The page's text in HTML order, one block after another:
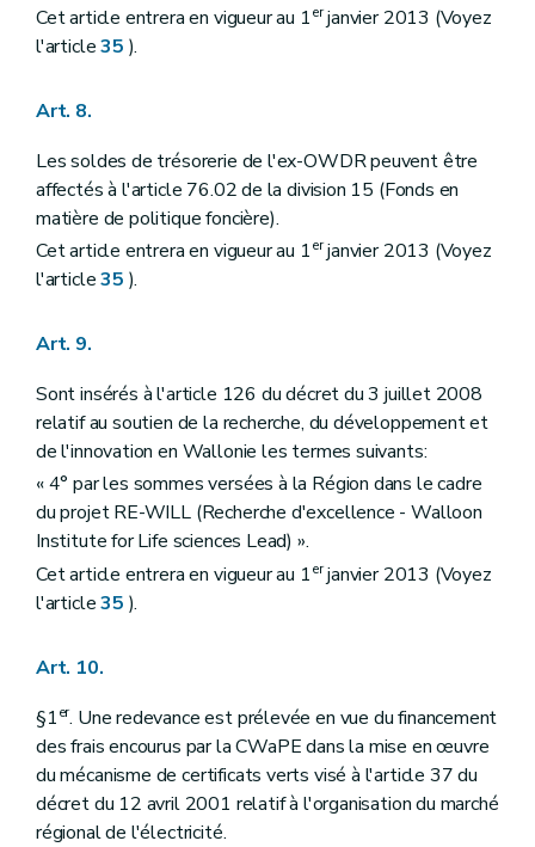
Cet article entrera en vigueur au 1erjanvier 2013 (Voyez
l'article35 ).
Art. 8.
Les soldes de trésorerie de l'ex-OWDR peuvent être
affectés à l'article 76.02 de la division 15 (Fonds en
matière de politique foncière).
Cet article entrera en vigueur au 1erjanvier 2013 (Voyez
l'article35 ).
Art. 9.
Sont insérés à l'article 126 du décret du 3 juillet 2008
relatif au soutien de la recherche, du développement et
de l'innovation en Wallonie les termes suivants:
« 4° par les sommes versées à la Région dans le cadre
du projet RE-WILL (Recherche d'excellence - Walloon
Institute for Life sciences Lead) ».
Cet article entrera en vigueur au 1erjanvier 2013 (Voyez
l'article35 ).
Art. 10.
§1er. Une redevance est prélevée en vue du financement
des frais encourus par la CWaPE dans la mise en œuvre
du mécanisme de certificats verts visé à l'article 37 du
décret du 12 avril 2001 relatif à l'organisation du marché
régional de l'électricité.